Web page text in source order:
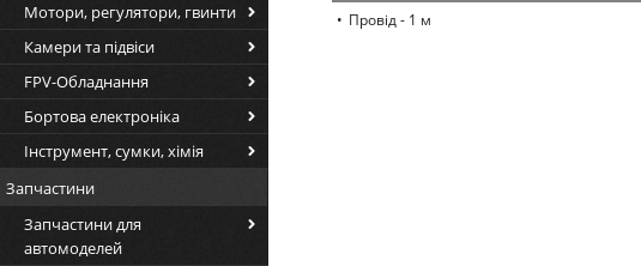
Мотори, регулятори, гвинти
Камери та підвіси
FPV-Обладнання
Бортова електроніка
Інструмент, сумки, хімія
Запчастини
Запчастини для
автомоделей
Провід - 1 м